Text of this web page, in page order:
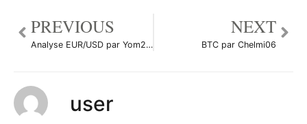
PREVIOUS
Analyse EUR/USD par Yom2123
NEXT
BTC par Chelmi06
user